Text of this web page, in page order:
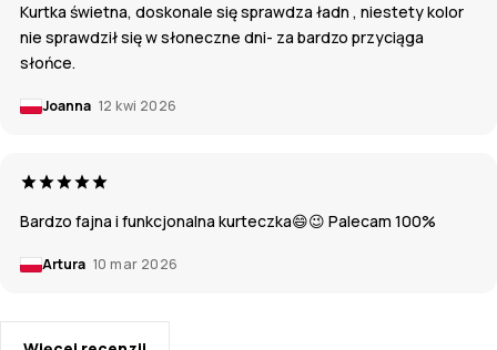
Kurtka świetna, doskonale się sprawdza ładn , niestety kolor
nie sprawdził się w słoneczne dni- za bardzo przyciąga
słońce.
Joanna 12 kwi 2026
Bardzo fajna i funkcjonalna kurteczka😄😉 Palecam 100%
Artura 10 mar 2026